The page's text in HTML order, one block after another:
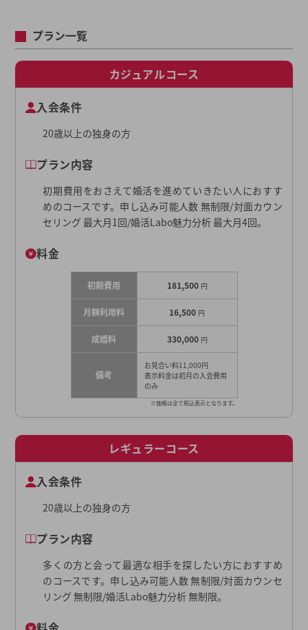
プラン一覧
カジュアルコース
入会条件
20歳以上の独身の方
プラン内容
初期費用をおさえて婚活を進めていきたい人におすす
めのコースです。申し込み可能人数 無制限/対面カウン
セリング 最大月1回/婚活Labo魅力分析 最大月4回。
料金
初期費用 181,500 円
月額利用料 16,500 円
成婚料 330,000 円
備考
お見合い料11,000円
表示料金は初月の入会費用
のみ
※価格は全て税込表示となります。
レギュラーコース
入会条件
20歳以上の独身の方
プラン内容
多くの方と会って最適な相手を探したい方におすすめ
のコースです。申し込み可能人数 無制限/対面カウンセ
リング 無制限/婚活Labo魅力分析 無制限。